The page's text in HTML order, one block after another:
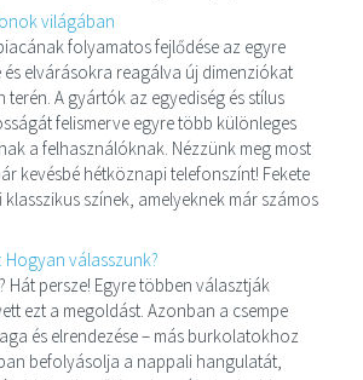
világában
folyamatos fejlődése az egyre
elvárásokra reagálva új dimenziókat
terén. A gyártók az egyediség és stílus
felismerve egyre több különleges
a felhasználóknak. Nézzünk meg most
kevésbé hétköznapi telefonszínt! Fekete
színek, amelyeknek már számos
Hogyan válasszunk?
Hát persze! Egyre többen választják
ezt a megoldást. Azonban a csempe
és elrendezése – más burkolatokhoz
befolyásolja a nappali hangulatát,